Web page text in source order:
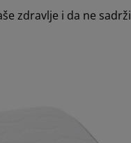
zdravlje i da ne sadrži